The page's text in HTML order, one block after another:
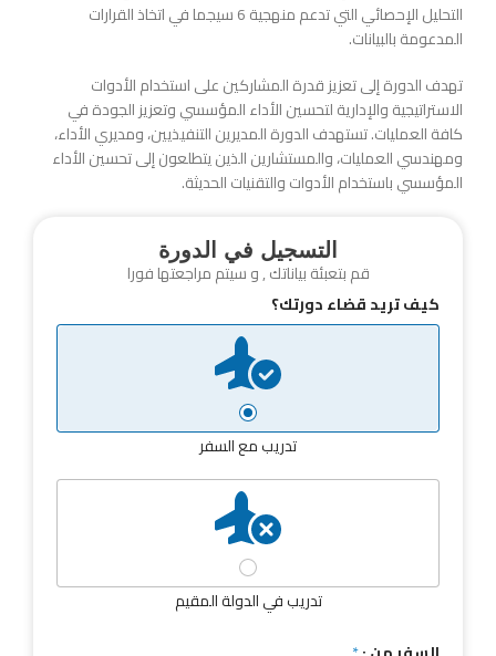
التحليل الإحصائي التي تدعم منهجية 6 سيجما في اتخاذ القرارات
المدعومة بالبيانات.
تهدف الدورة إلى تعزيز قدرة المشاركين على استخدام الأدوات
الاستراتيجية والإدارية لتحسين الأداء المؤسسي وتعزيز الجودة في
كافة العمليات. تستهدف الدورة المديرين التنفيذيين، ومديري الأداء،
ومهندسي العمليات، والمستشارين الذين يتطلعون إلى تحسين الأداء
المؤسسي باستخدام الأدوات والتقنيات الحديثة.
التسجيل في الدورة
قم بتعبئة بياناتك , و سيتم مراجعتها فورا
كيف تريد قضاء دورتك؟
تدريب مع السفر
تدريب في الدولة المقيم